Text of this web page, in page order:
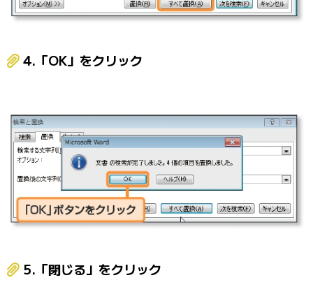
4.「OK」をクリック
5.「閉じる」をクリック